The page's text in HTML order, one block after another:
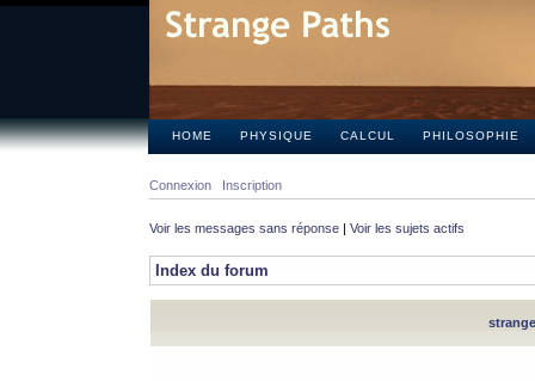
HOME PHYSIQUE CALCUL PHILOSOPHIE
Connexion Inscription
Voir les messages sans réponse | Voir les sujets actifs
Index du forum